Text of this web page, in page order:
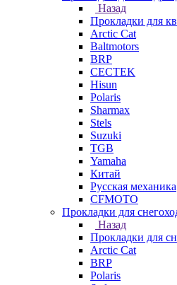
Назад
Прокладки для
Arctic Cat
Baltmotors
BRP
CECTEK
Hisun
Polaris
Sharmax
Stels
Suzuki
TGB
Yamaha
Китай
Русская механика
СFMOTO
Прокладки для
Назад
Прокладки для
Arctic Cat
BRP
Polaris